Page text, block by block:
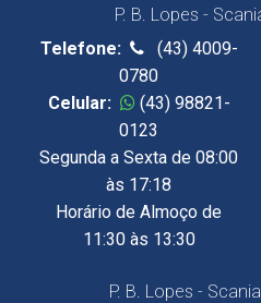
P. B. Lopes -
Telefone:
(43) 4009-
0780
Celular:
(43) 98821-
0123
Segunda a Sexta de 08:00
às 17:18
Horário de Almoço de
11:30 às 13:30
P. B. Lopes -